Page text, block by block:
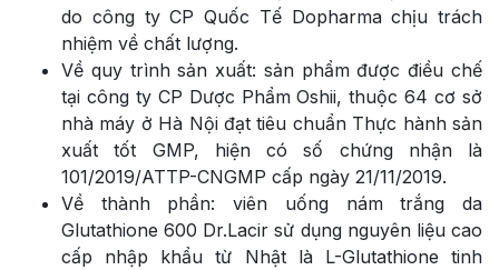
do công ty CP Quốc Tế Dopharma chịu trách
nhiệm về chất lượng.
Về quy trình sản xuất: sản phẩm được điều chế
tại công ty CP Dược Phẩm Oshii, thuộc 64 cơ sở
nhà máy ở Hà Nội đạt tiêu chuẩn Thực hành sản
xuất tốt GMP, hiện có số chứng nhận là
101/2019/ATTP-CNGMP cấp ngày 21/11/2019.
Về thành phần: viên uống nám trắng da
Glutathione 600 Dr.Lacir sử dụng nguyên liệu cao
cấp nhập khẩu từ Nhật là L-Glutathione tinh